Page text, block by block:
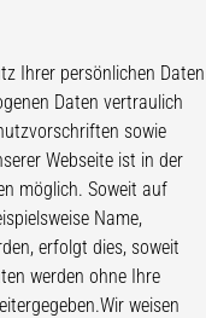
Ihrer persönlichen Daten
Daten vertraulich
sowie
Webseite ist in der
möglich. Soweit auf
Name,
erfolgt dies, soweit
werden ohne Ihre
weisen